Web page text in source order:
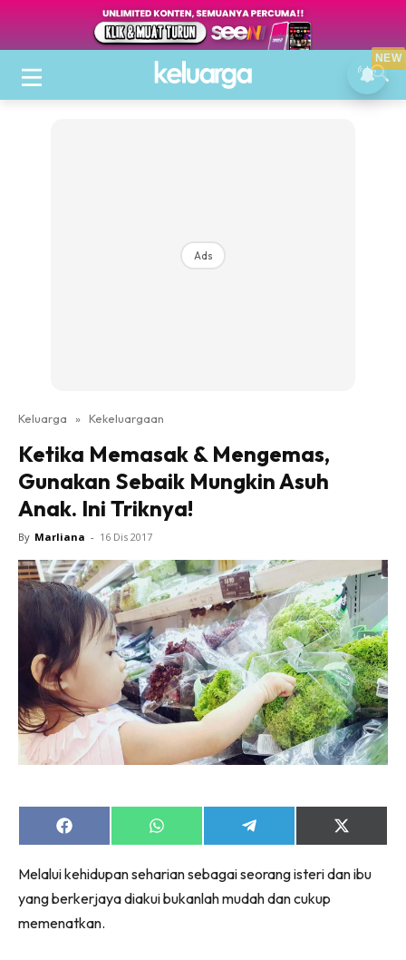
Ads
Keluarga » Kekeluargaan
Ketika Memasak & Mengemas,
Gunakan Sebaik Mungkin Asuh
Anak. Ini Triknya!
By Marliana - 16 Dis 2017
Share
on
Share
on
Share
on
Share
on
(Twitter)
Melalui kehidupan seharian sebagai seorang isteri dan ibu
yang berkerjaya diakui bukanlah mudah dan cukup
memenatkan.
NEW